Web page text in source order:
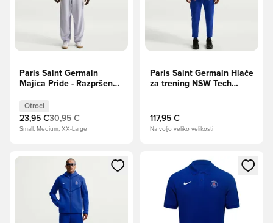
Paris Saint Germain
Majica Pride - Razpršena
Otroci
23,95 €30,95 €
Small, Medium, XX-Large
Paris Saint Germain Hlače
za trening NSW Tech
117,95 €
Na voljo veliko velikosti
Odpre Modal za prijavo ali vpis kot članOdpre Modal za prijavo ali